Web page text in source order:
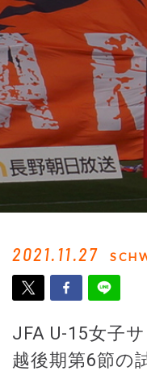
2021.11.27
JFA U-15女子
越後期第6節の